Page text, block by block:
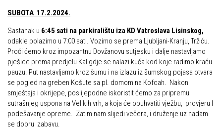
Izvješća s izleta SVP
Speleolozi
Alpinisti
Skijaši
Dan Željezničara na Oštrcu
Putopisi
Put ekspedicionizma
Ojos del Salado
Slavko Patačko
Tomislav Zoričić – Tom
SUBOTA 17.2.2024.
Sastanak u 6:45 sati na parkiralištu iza KD Vatroslava Lisinskog,
odakle polazimo u 7:00 sati. Vozimo se prema Ljubljani-Kranju, Tržiću.
Proći ćemo kroz impozantnu Dovžanovu sutjesku i dalje nastavljamo
pješice prema predjelu Kal gdje se nalazi kuća kod koje radimo kraću
pauzu. Put nastavljamo kroz šumu i na izlazu iz šumskog pojasa otvara
se pogled na greben Košute sa pl. domom na Kofcah. Nakon
smještaja i okrijepe, poslijepodne iskoristit ćemo za pripremu
sutrašnjeg uspona na Velikih vrh, a koja će obuhvatiti vježbu, provjeru I
podešavanje opreme. Zatim nam slijedi večera, i druženje uz nadam
se dobru zabavu.